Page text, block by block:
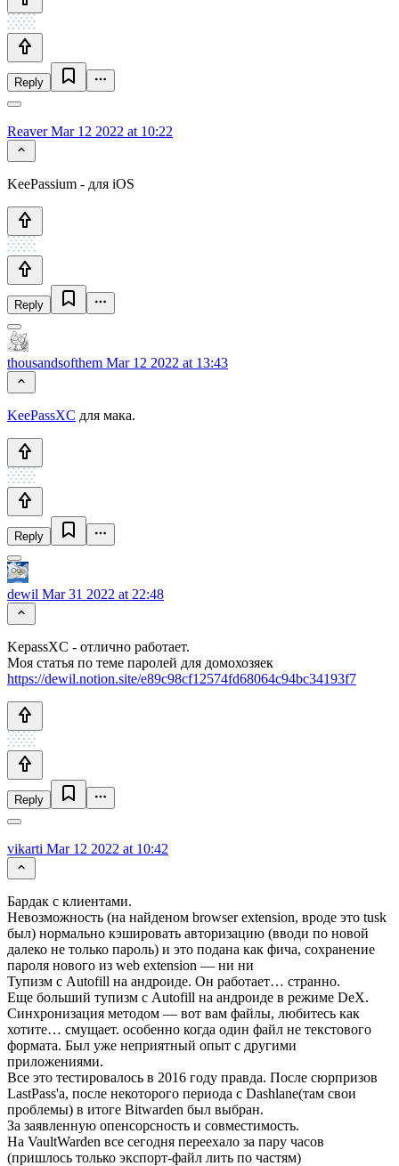
Reply
ReaverMar 12 2022 at 10:22
KeePassium - для iOS
Reply
thousandsofthem Mar 12 2022 at 13:43
KeePassXC для мака.
Reply
dewil Mar 31 2022 at 22:48
KepassXC - отлично работает.
Моя статья по теме паролей для домохозяек
https://dewil.notion.site/e89c98cf12574fd68064c94bc34193f7
Reply
vikarti Mar 12 2022 at 10:42
Бардак с клиентами.
Невозможность (на найденом browser extension, вроде это tusk
был) нормально кэшировать авторизацию (вводи по новой
далеко не только пароль) и это подана как фича, сохранение
пароля нового из web extension — ни ни
Тупизм с Autofill на андроиде. Он работает… странно.
Еще больший тупизм с Autofill на андроиде в режиме DeX.
Синхронизация методом — вот вам файлы, любитесь как
хотите… смущает. особенно когда один файл не текстового
формата. Был уже неприятный опыт с другими
приложениями.
Все это тестировалось в 2016 году правда. После сюрпризов
LastPass'а, после некоторого периода с Dashlane(там свои
проблемы) в итоге Bitwarden был выбран.
За заявленную опенсорсность и совместимость.
На VaultWarden все сегодня переехало за пару часов
(пришлось только экспорт-файл лить по частям)